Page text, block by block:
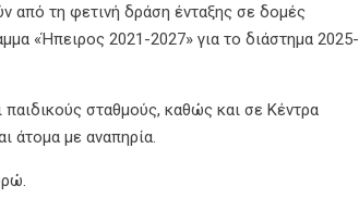
από τη φετινή δράση ένταξης σε δομές
«Ήπειρος 2021-2027» για το διάστημα 2025-
σταθμούς, καθώς και σε Κέντρα
άτομα με αναπηρία.